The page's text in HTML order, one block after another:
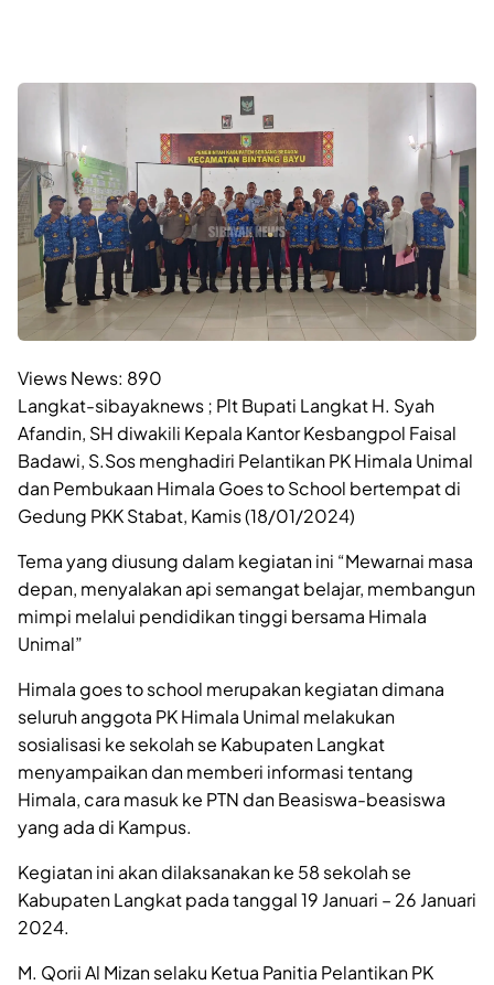
Views News: 890
Langkat-sibayaknews ; Plt Bupati Langkat H. Syah
Afandin, SH diwakili Kepala Kantor Kesbangpol Faisal
Badawi, S.Sos menghadiri Pelantikan PK Himala Unimal
dan Pembukaan Himala Goes to School bertempat di
Gedung PKK Stabat, Kamis (18/01/2024)
Tema yang diusung dalam kegiatan ini “Mewarnai masa
depan, menyalakan api semangat belajar, membangun
mimpi melalui pendidikan tinggi bersama Himala
Unimal”
Himala goes to school merupakan kegiatan dimana
seluruh anggota PK Himala Unimal melakukan
sosialisasi ke sekolah se Kabupaten Langkat
menyampaikan dan memberi informasi tentang
Himala, cara masuk ke PTN dan Beasiswa-beasiswa
yang ada di Kampus.
Kegiatan ini akan dilaksanakan ke 58 sekolah se
Kabupaten Langkat pada tanggal 19 Januari – 26 Januari
2024.
M. Qorii Al Mizan selaku Ketua Panitia Pelantikan PK